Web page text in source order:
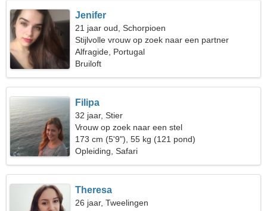
Jenifer
21 jaar oud, Schorpioen
Stijlvolle vrouw op zoek naar een partner
Alfragide, Portugal
Bruiloft
Filipa
32 jaar, Stier
Vrouw op zoek naar een stel
173 cm (5'9"), 55 kg (121 pond)
Opleiding, Safari
Theresa
26 jaar, Tweelingen